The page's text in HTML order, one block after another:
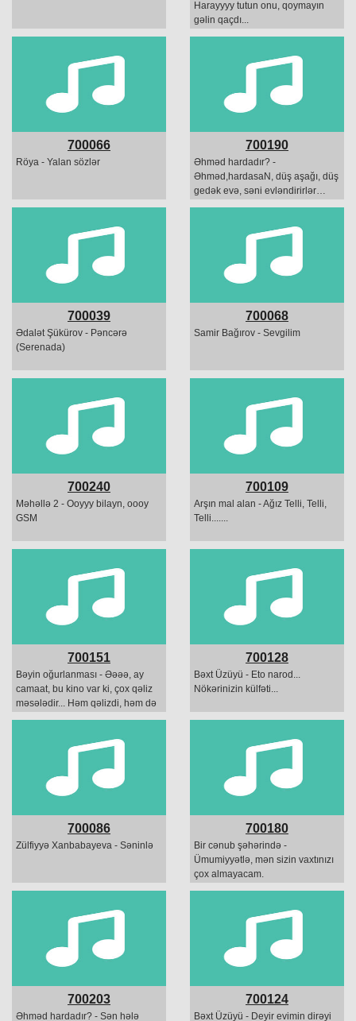
Harayyyy tutun onu, qoymayın
gəlin qaçdı...
700066
Röya - Yalan sözlər
700190
Əhməd hardadır? -
Əhməd,hardasaN, düş aşağı, düş
gedək evə, səni evləndirirlər…
700039
Ədalət Şükürov - Pəncərə
(Serenada)
700068
Samir Bağırov - Sevgilim
700240
Məhəllə 2 - Ooyyy bilayn, oooy
GSM
700109
Arşın mal alan - Ağız Telli, Telli,
Telli.......
700151
Bəyin oğurlanması - Əəəə, ay
camaat, bu kino var ki, çox qəliz
məsələdir... Həm qəlizdi, həm də
vacib.
700128
Bəxt Üzüyü - Eto narod...
Nökərinizin külfəti...
700086
Zülfiyyə Xanbabayeva - Səninlə
700180
Bir cənub şəhərində -
Ümumiyyətlə, mən sizin vaxtınızı
çox almayacam.
700203
Əhməd hardadır? - Sən hələ
700124
Bəxt Üzüyü - Deyir evimin dirəyi